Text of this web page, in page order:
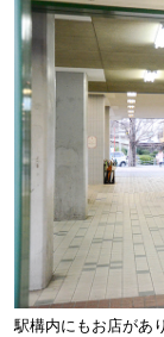
駅構内にもお店があ